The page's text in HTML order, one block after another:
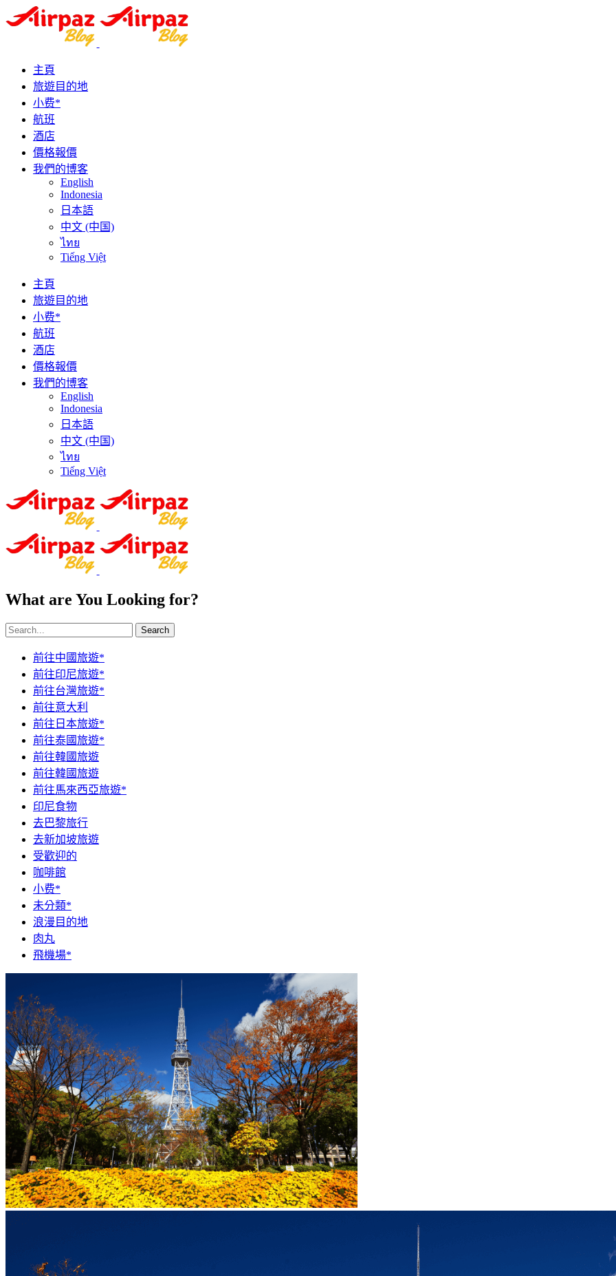
主頁
旅遊目的地
小费*
航班
酒店
價格報價
我們的博客
English
Indonesia
日本語
中文 (中国)
ไทย
Tiếng Việt
主頁
旅遊目的地
小费*
航班
酒店
價格報價
我們的博客
English
Indonesia
日本語
中文 (中国)
ไทย
Tiếng Việt
What are You Looking for?
Search
前往中國旅遊*
前往印尼旅遊*
前往台灣旅遊*
前往意大利
前往日本旅遊*
前往泰國旅遊*
前往韓國旅遊
前往韓國旅遊
前往馬來西亞旅遊*
印尼食物
去巴黎旅行
去新加坡旅遊
受歡迎的
咖啡館
小费*
未分類*
浪漫目的地
肉丸
飛機場*